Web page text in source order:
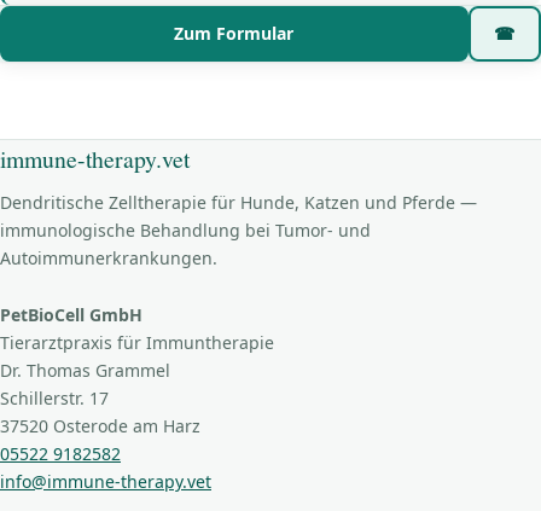
Zum Formular ☎
immune-therapy.vet
Dendritische Zelltherapie für Hunde, Katzen und Pferde —
immunologische Behandlung bei Tumor- und
Autoimmunerkrankungen.
PetBioCell GmbH
Tierarztpraxis für Immuntherapie
Dr. Thomas Grammel
Schillerstr. 17
37520 Osterode am Harz
05522 9182582
info@immune-therapy.vet